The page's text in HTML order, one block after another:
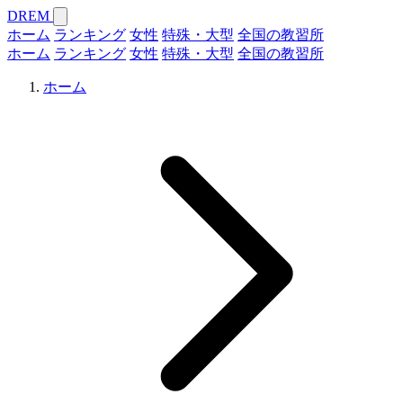
DREM
ホーム ランキング 女性 特殊・大型 全国の教習所
ホーム ランキング 女性 特殊・大型 全国の教習所
ホーム